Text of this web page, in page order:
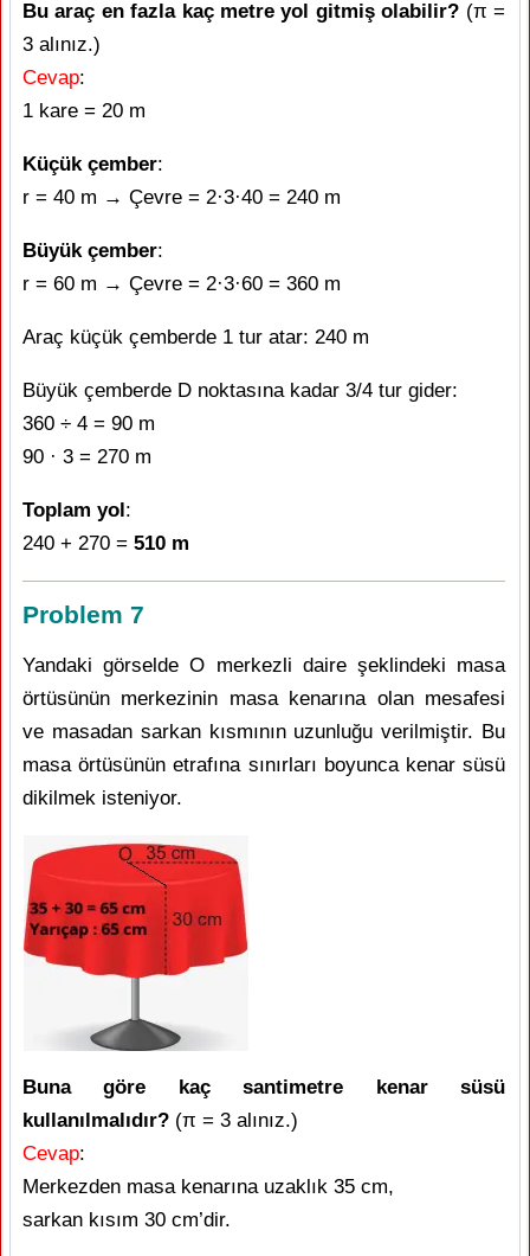
Bu araç en fazla kaç metre yol gitmiş olabilir? (π =
3 alınız.)
Cevap:
1 kare = 20 m
Küçük çember:
r = 40 m → Çevre = 2·3·40 = 240 m
Büyük çember:
r = 60 m → Çevre = 2·3·60 = 360 m
Araç küçük çemberde 1 tur atar: 240 m
Büyük çemberde D noktasına kadar 3/4 tur gider:
360 ÷ 4 = 90 m
90 · 3 = 270 m
Toplam yol:
240 + 270 = 510 m
Problem 7
Yandaki görselde O merkezli daire şeklindeki masa
örtüsünün merkezinin masa kenarına olan mesafesi
ve masadan sarkan kısmının uzunluğu verilmiştir. Bu
masa örtüsünün etrafına sınırları boyunca kenar süsü
dikilmek isteniyor.
Buna göre kaç santimetre kenar süsü
kullanılmalıdır? (π = 3 alınız.)
Cevap:
Merkezden masa kenarına uzaklık 35 cm,
sarkan kısım 30 cm’dir.